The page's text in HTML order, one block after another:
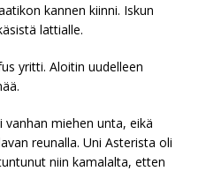
kannen kiinni. Iskun
lattialle.
yritti. Aloitin uudelleen
vanhan miehen unta, eikä
reunalla. Uni Asterista oli
niin kamalalta, etten